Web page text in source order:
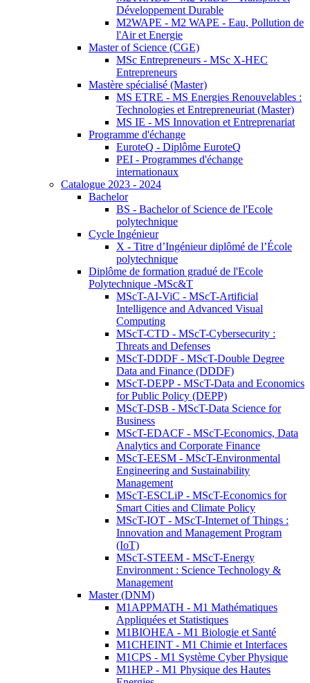
Développement Durable
M2WAPE - M2 WAPE - Eau, Pollution de
l'Air et Energie
Master of Science (CGE)
MSc Entrepreneurs - MSc X-HEC
Entrepreneurs
Mastère spécialisé (Master)
MS ETRE - MS Energies Renouvelables :
Technologies et Entrepreneuriat (Master)
MS IE - MS Innovation et Entreprenariat
Programme d'échange
EuroteQ - Diplôme EuroteQ
PEI - Programmes d'échange
internationaux
Catalogue 2023 - 2024
Bachelor
BS - Bachelor of Science de l'Ecole
polytechnique
Cycle Ingénieur
X - Titre d’Ingénieur diplômé de l’École
polytechnique
Diplôme de formation gradué de l'Ecole
Polytechnique -MSc&T
MScT-AI-ViC - MScT-Artificial
Intelligence and Advanced Visual
Computing
MScT-CTD - MScT-Cybersecurity :
Threats and Defenses
MScT-DDDF - MScT-Double Degree
Data and Finance (DDDF)
MScT-DEPP - MScT-Data and Economics
for Public Policy (DEPP)
MScT-DSB - MScT-Data Science for
Business
MScT-EDACF - MScT-Economics, Data
Analytics and Corporate Finance
MScT-EESM - MScT-Environmental
Engineering and Sustainability
Management
MScT-ESCLiP - MScT-Economics for
Smart Cities and Climate Policy
MScT-IOT - MScT-Internet of Things :
Innovation and Management Program
(IoT)
MScT-STEEM - MScT-Energy
Environment : Science Technology &
Management
Master (DNM)
M1APPMATH - M1 Mathématiques
Appliquées et Statistiques
M1BIOHEA - M1 Biologie et Santé
M1CHEINT - M1 Chimie et Interfaces
M1CPS - M1 Système Cyber Physique
M1HEP - M1 Physique des Hautes